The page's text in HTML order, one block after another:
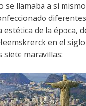
se llamaba a sí
de la época,
en el
siete maravillas: